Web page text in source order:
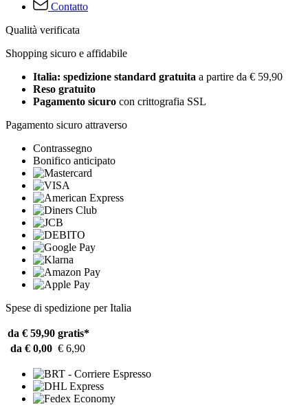
Contatto
Qualità verificata
Shopping sicuro e affidabile
Italia: spedizione standard gratuita a partire da € 59,90
Reso gratuito
Pagamento sicuro con crittografia SSL
Pagamento sicuro attraverso
Contrassegno
Bonifico anticipato
Spese di spedizione per Italia
da € 59,90 gratis*
da € 0,00 € 6,90